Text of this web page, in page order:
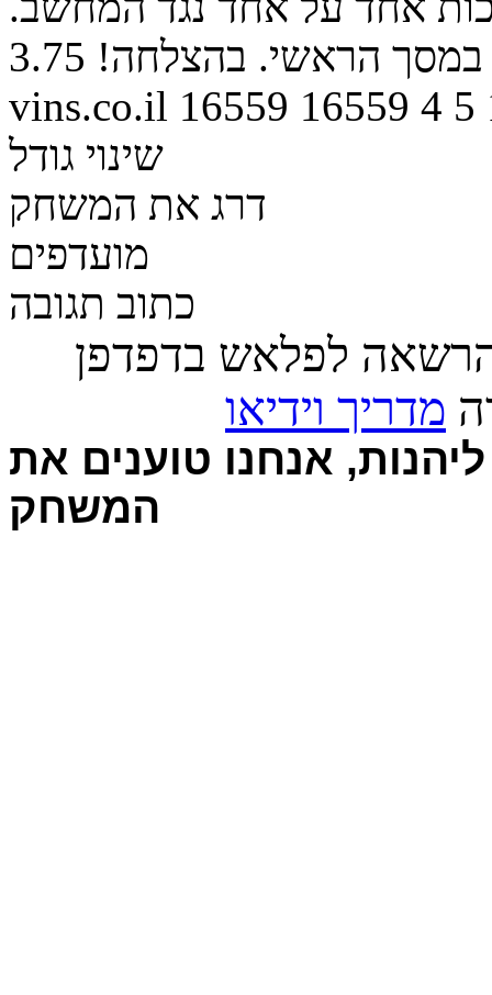
במסך הראשי. בהצלחה! 3.75
vins.co.il 16559 16559 4 5
שינוי גודל
דרג את המשחק
מועדפים
כתוב תגובה
לפלאש בדפדפן
מדריך וידיאו
אנחנו טוענים את
המשחק